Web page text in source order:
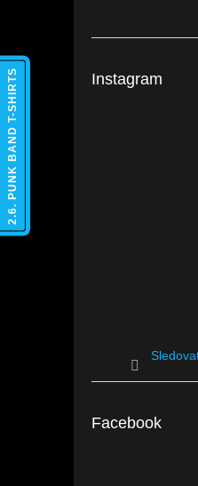
Instagram
Facebook
2.6. PUNK BAND T-SHIRTS